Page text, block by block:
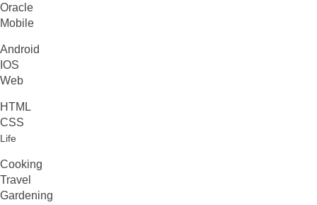
Oracle
Mobile
Android
IOS
Web
HTML
CSS
Life
Cooking
Travel
Gardening